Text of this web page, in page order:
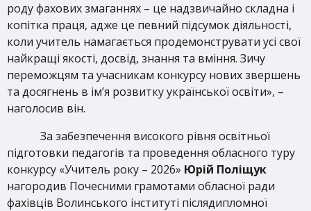
роду фахових змаганнях – це надзвичайно складна і
копітка праця, адже це певний підсумок діяльності,
коли учитель намагається продемонструвати усі свої
найкращі якості, досвід, знання та вміння. Зичу
переможцям та учасникам конкурсу нових звершень
та досягнень в ім’я розвитку української освіти», –
наголосив він.
За забезпечення високого рівня освітньої
підготовки педагогів та проведення обласного туру
конкурсу «Учитель року – 2026» Юрій Поліщук
нагородив Почесними грамотами обласної ради
фахівців Волинського інституті післядипломної